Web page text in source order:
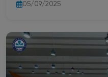
05/09/2025